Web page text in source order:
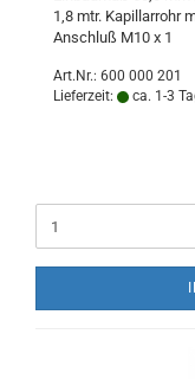
1,8 mtr. Kapillarrohr
Anschluß M10 x 1
Art.Nr.: 600 000 201
Lieferzeit:
ca. 1-3